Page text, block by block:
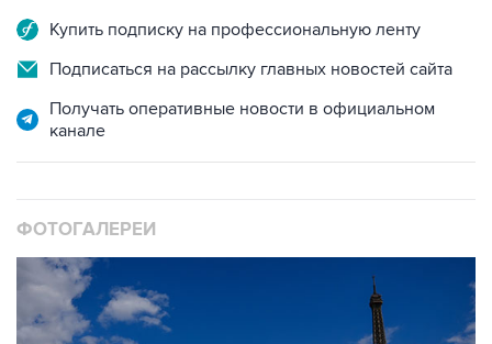
Купить подписку на профессиональную ленту
Подписаться на рассылку главных новостей сайта
Получать оперативные новости в официальном
канале
ФОТОГАЛЕРЕИ